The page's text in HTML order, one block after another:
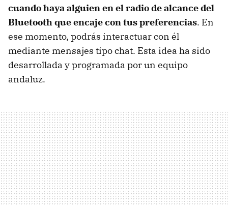
cuando haya alguien en el radio de alcance del
Bluetooth que encaje con tus preferencias. En
ese momento, podrás interactuar con él
mediante mensajes tipo chat. Esta idea ha sido
desarrollada y programada por un equipo
andaluz.